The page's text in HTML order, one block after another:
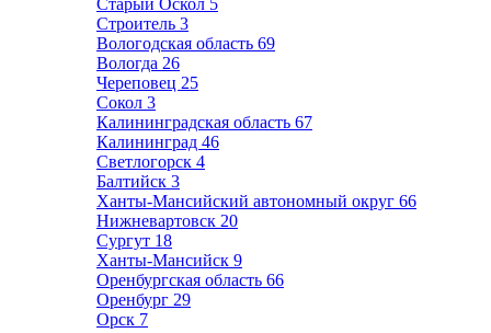
Старый Оскол 5
Строитель 3
Вологодская область 69
Вологда 26
Череповец 25
Сокол 3
Калининградская область 67
Калининград 46
Светлогорск 4
Балтийск 3
Ханты-Мансийский автономный округ 66
Нижневартовск 20
Сургут 18
Ханты-Мансийск 9
Оренбургская область 66
Оренбург 29
Орск 7